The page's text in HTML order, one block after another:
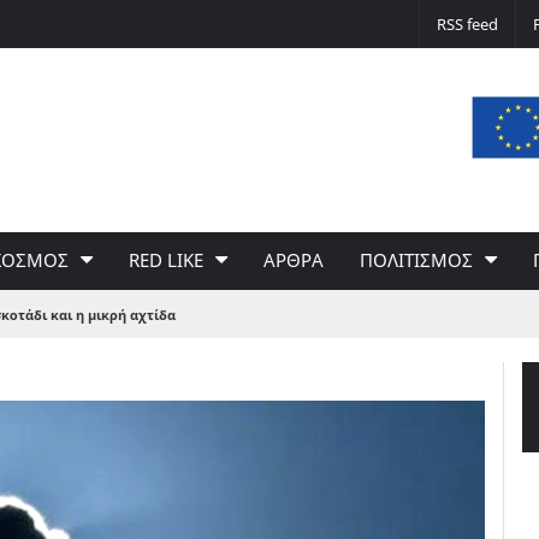
Δε φταίει ο άνεμος… Φταίει η πολιτική
του Γιώργου Σαχίνη
RSS feed
RED LIKE ΑΡΘΡΑ ΠΟΛΙΤΙΣΜΟΣ
και η μικρή αχτίδα